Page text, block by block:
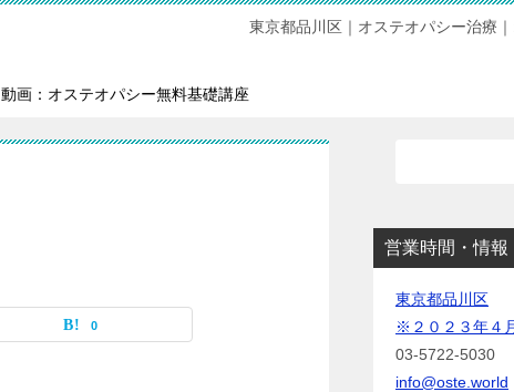
東京都品川区｜オステオパシー治療
動画：オステオパシー無料基礎講座
0
営業時間・情報
東京都品川区
※２０２３年４
03-5722-5030
info@oste.world